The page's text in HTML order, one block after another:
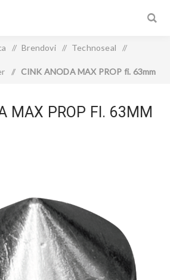
/ Brendovi / Technoseal /
/ CINK ANODA MAX PROP fi. 63mm
MAX PROP FI. 63MM